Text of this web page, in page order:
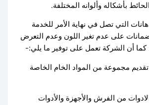
بأشكاله وألوانه المختلفة.
التي تصل في نهاية الأمر للخدمة
على عدم تغير اللون وعدم التعرض
أن الشركة تعمل على توفير ما يلي:-
مجموعة من المواد الخام الخاصة
من الفرش والأجهزة والأدوات